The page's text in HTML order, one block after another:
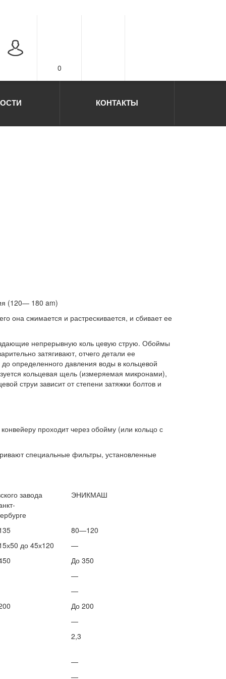
0
КОНТАКТЫ
(120— 180 am)
она сжимается и растрескивается, и сбивает ее
непрерывную коль цевую струю. Обоймы
затягивают, отчего детали ее
определенного давления воды в кольцевой
кольцевая щель (измеряемая микронами),
струи зависит от степени затяжки болтов и
проходит через обойму (или кольцо с
специальные фильтры, установленные
завода
ЭНИКМАШ
80—120
до 45х120
—
До 350
—
—
До 200
—
2,3
—
—